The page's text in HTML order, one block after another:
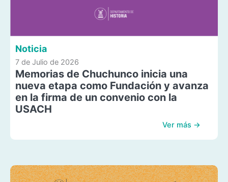
Noticia
7 de Julio de 2026
Memorias de Chuchunco inicia una
nueva etapa como Fundación y avanza
en la firma de un convenio con la
USACH
Ver más →